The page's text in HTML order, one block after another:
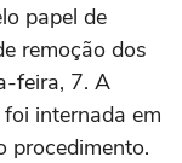
papel de
remoção dos
feira, 7. A
foi internada em
procedimento.